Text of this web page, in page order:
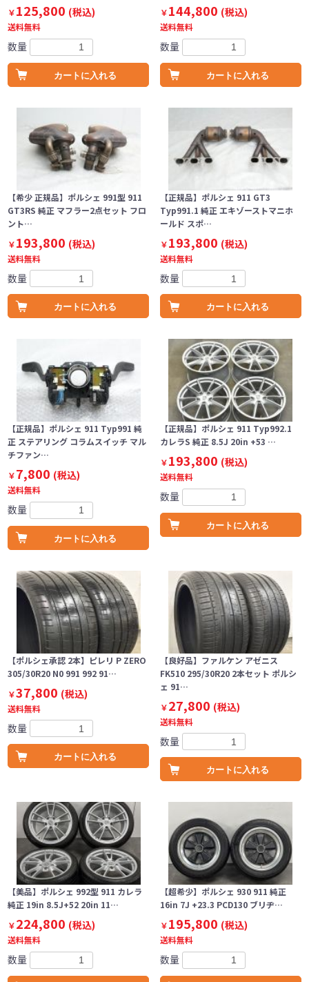
￥125,800 (税込)
送料無料
数量
カートに入れる
￥144,800 (税込)
送料無料
数量
カートに入れる
【希少 正規品】ポルシェ 991型 911
GT3RS 純正 マフラー2点セット フロ
ント…
￥193,800 (税込)
送料無料
数量
カートに入れる
【正規品】ポルシェ 911 GT3
Typ991.1 純正 エキゾーストマニホ
ールド スポ…
￥193,800 (税込)
送料無料
数量
カートに入れる
【正規品】ポルシェ 911 Typ991 純
正 ステアリング コラムスイッチ マル
チファン…
￥7,800 (税込)
送料無料
数量
カートに入れる
【正規品】ポルシェ 911 Typ992.1
カレラS 純正 8.5J 20in +53 …
￥193,800 (税込)
送料無料
数量
カートに入れる
【ポルシェ承認 2本】ピレリ P ZERO
305/30R20 N0 991 992 91…
￥37,800 (税込)
送料無料
数量
カートに入れる
【良好品】ファルケン アゼニス
FK510 295/30R20 2本セット ポルシ
ェ 91…
￥27,800 (税込)
送料無料
数量
カートに入れる
【美品】ポルシェ 992型 911 カレラ
純正 19in 8.5J+52 20in 11…
￥224,800 (税込)
送料無料
数量
【超希少】ポルシェ 930 911 純正
16in 7J +23.3 PCD130 ブリヂ…
￥195,800 (税込)
送料無料
数量